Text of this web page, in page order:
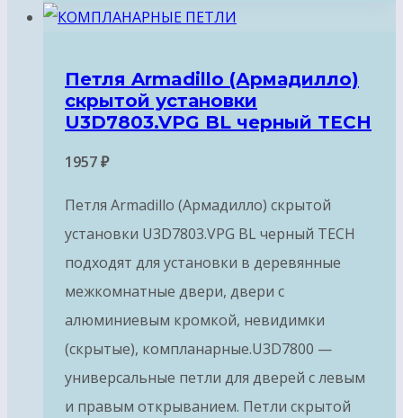
Петля Armadillo (Армадилло)
скрытой установки
U3D7803.VPG BL черный TECH
1957₽
Петля Armadillo (Армадилло) скрытой
установки U3D7803.VPG BL черный TECH
подходят для установки в деревянные
межкомнатные двери, двери с
алюминиевым кромкой, невидимки
(скрытые), компланарные.U3D7800 —
универсальные петли для дверей с левым
и правым открыванием. Петли скрытой